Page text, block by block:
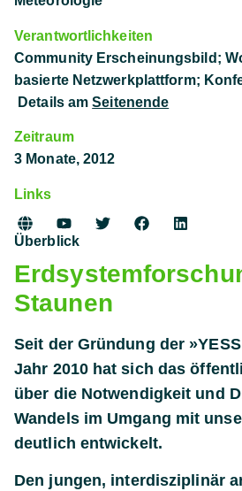
Verantwortlichkeiten
Community Erscheinungsbild;
basierte Netzwerkplattform;
Details amSeitenende
Zeitraum
3 Monate, 2012
Links
Überblick
Staunen
Seit der Gründung der
Jahr 2010 hat sich das
über die Notwendigkeit und
Wandels im Umgang mit
deutlich entwickelt.
Den jungen, interdisziplinär